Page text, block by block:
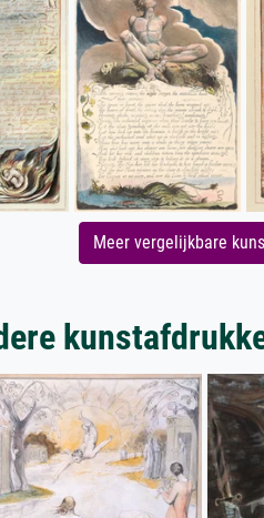
Meer vergelijkbare